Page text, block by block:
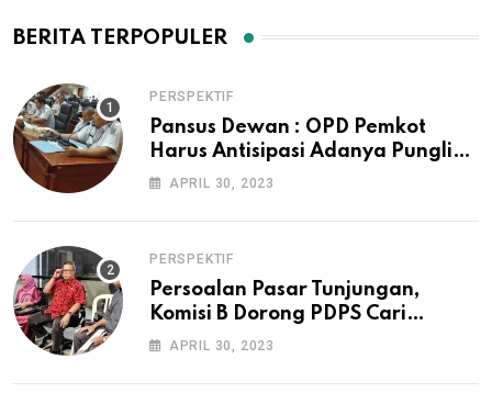
BERITA TERPOPULER
PERSPEKTIF
Pansus Dewan : OPD Pemkot
Harus Antisipasi Adanya Pungli
Pengurusan IMB dan Surat Ijo
APRIL 30, 2023
PERSPEKTIF
Persoalan Pasar Tunjungan,
Komisi B Dorong PDPS Cari
Investor
APRIL 30, 2023